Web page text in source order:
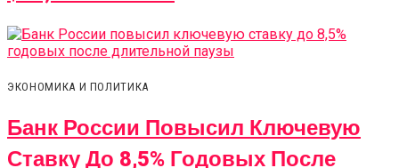
ЭКОНОМИКА И ПОЛИТИКА
Банк России Повысил Ключевую
Ставку До 8,5% Годовых После